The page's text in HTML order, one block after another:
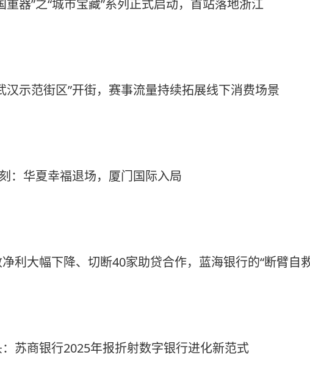
重器”之“城市宝藏”系列正式启动，首站落地浙江
汉示范街区”开街，赛事流量持续拓展线下消费场景
：华夏幸福退场，厦门国际入局
利大幅下降、切断40家助贷合作，蓝海银行的“断臂自
苏商银行2025年报折射数字银行进化新范式